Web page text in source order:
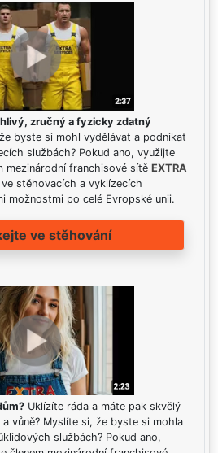
zručný a fyzicky zdatný
byste si mohl vydělávat a podnikat
službách? Pokud ano, využijte
mezinárodní franchisové sítě EXTRA
stěhovacích a vyklízecích
možnostmi po celé Evropské unii.
ve stěhování
Uklízíte ráda a máte pak skvělý
vůně? Myslíte si, že byste si mohla
službách? Pokud ano,